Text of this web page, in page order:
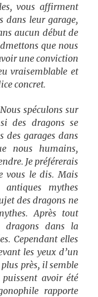
vous affirment
dans leur garage,
aucun début de
que nous
une conviction
vraisemblable et
concret.
spéculons sur
des dragons se
des garages dans
nous humains,
Je préférerais
vous le dis. Mais
mythes
des dragons ne
Après tout
dragons dans la
Cependant elles
les yeux d’un
près, il semble
avoir été
rapporte